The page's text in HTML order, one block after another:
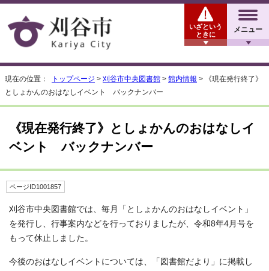
メニュー
いざという
ときに
現在の位置： トップページ > 刈谷市中央図書館 > 館内情報 > 《現在発行終了》
としょかんのおはなしイベント バックナンバー
《現在発行終了》としょかんのおはなしイ
ベント バックナンバー
ページID1001857
刈谷市中央図書館では、毎月「としょかんのおはなしイベント」
を発行し、行事案内などを行っておりましたが、令和8年4月号を
もって休止しました。
今後のおはなしイベントについては、「図書館だより」に掲載し